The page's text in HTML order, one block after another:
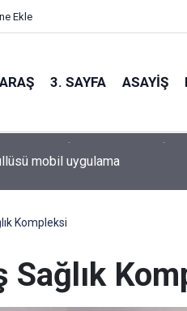
Ekle
3. SAYFA ASAYIŞ
mobil uygulama
Kompleksi
Sağlık